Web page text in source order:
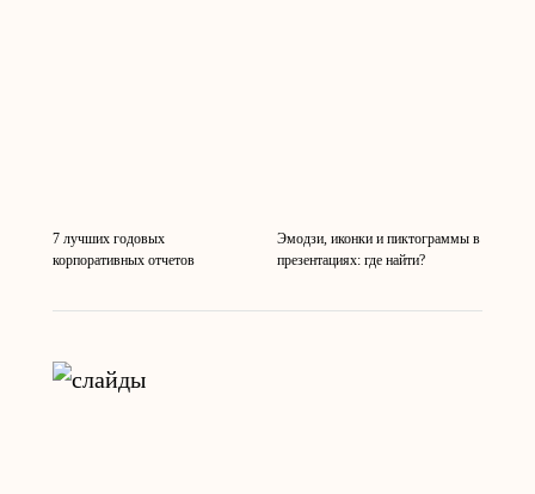
7 лучших годовых
корпоративных отчетов
Эмодзи, иконки и пиктограммы в
презентациях: где найти?